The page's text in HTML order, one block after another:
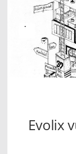
Evolix